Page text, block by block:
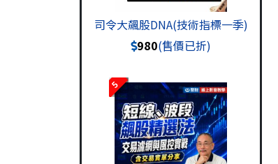
司令大飆股DNA(技術指標一季)
980(售價已折)
5